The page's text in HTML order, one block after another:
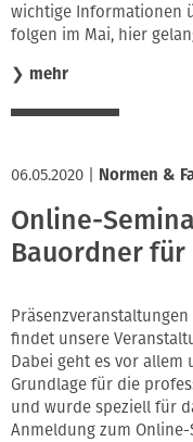
wichtige Informationen
folgen im Mai, hier
❯ mehr
06.05.2020 Normen &
Online-
Bauordner für
findet unsere
Dabei geht es vor allem
Grundlage für die
und wurde speziell für
Anmeldung zum